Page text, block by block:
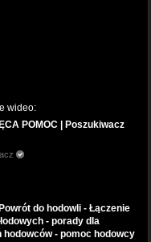
wideo:
POMOC | Poszukiwacz
do hodowli - Łączenie
- porady dla
hodowców - pomoc hodowcy